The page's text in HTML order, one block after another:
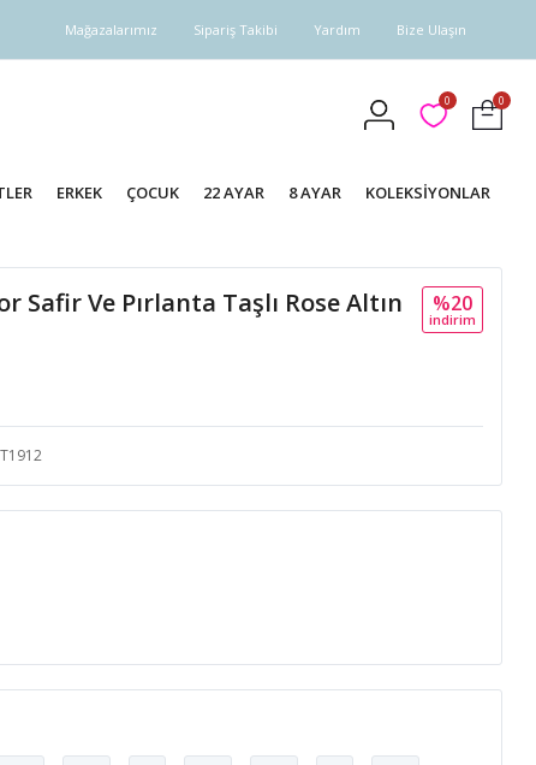
Mağazalarımız Sipariş Takibi Yardım Bize Ulaşın
0 0
ERKEK ÇOCUK 22 AYAR 8 AYAR KOLEKSİYONLAR
Safir Ve Pırlanta Taşlı Rose Altın
%20
i̇ndi̇ri̇m
T1912